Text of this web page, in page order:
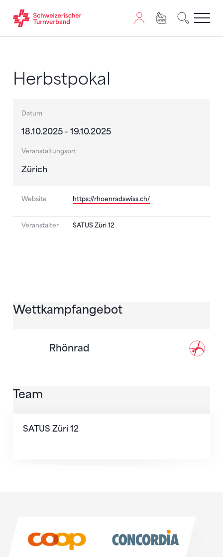
Herbstpokal
Datum
18.10.2025 - 19.10.2025
Veranstaltungsort
Zürich
Website https://rhoenradswiss.ch/
Veranstalter SATUS Züri 12
Wettkampfangebot
Rhönrad
Team
SATUS Züri 12